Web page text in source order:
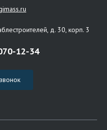
д. 30, корп. 3
12-34